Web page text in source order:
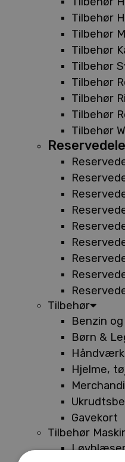
Tilbehør
Tilbehør
Tilbehør
Tilbehør
Tilbehør
Tilbehør
Tilbehør
Tilbehør
Reservedele
Tilbehør
Benzin
Børn &
Hjelme,
Gavekort
Tilbehør